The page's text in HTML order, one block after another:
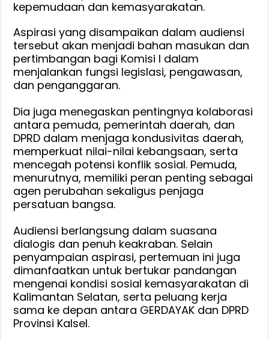
kepemudaan dan kemasyarakatan.
Aspirasi yang disampaikan dalam audiensi
tersebut akan menjadi bahan masukan dan
pertimbangan bagi Komisi I dalam
menjalankan fungsi legislasi, pengawasan,
dan penganggaran.
‎Dia juga menegaskan pentingnya kolaborasi
antara pemuda, pemerintah daerah, dan
DPRD dalam menjaga kondusivitas daerah,
memperkuat nilai-nilai kebangsaan, serta
mencegah potensi konflik sosial. Pemuda,
menurutnya, memiliki peran penting sebagai
agen perubahan sekaligus penjaga
persatuan bangsa.
‎Audiensi berlangsung dalam suasana
dialogis dan penuh keakraban. Selain
penyampaian aspirasi, pertemuan ini juga
dimanfaatkan untuk bertukar pandangan
mengenai kondisi sosial kemasyarakatan di
Kalimantan Selatan, serta peluang kerja
sama ke depan antara GERDAYAK dan DPRD
Provinsi Kalsel.